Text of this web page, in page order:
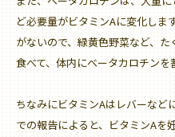
ど必要量がビタミンAに変化しま
がないので、緑黄色野菜など、
食べて、体内にベータカロチンを
ちなみにビタミンAはレバーなど
での報告によると、ビタミンAを